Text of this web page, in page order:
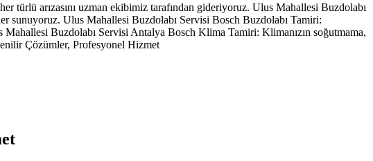
türlü arızasını uzman ekibimiz tarafından gideriyoruz. Ulus Mahallesi Buzdolabı
sunuyoruz. Ulus Mahallesi Buzdolabı Servisi Bosch Buzdolabı Tamiri:
Buzdolabı Servisi Antalya Bosch Klima Tamiri: Klimanızın soğutmama,
Çözümler, Profesyonel Hizmet